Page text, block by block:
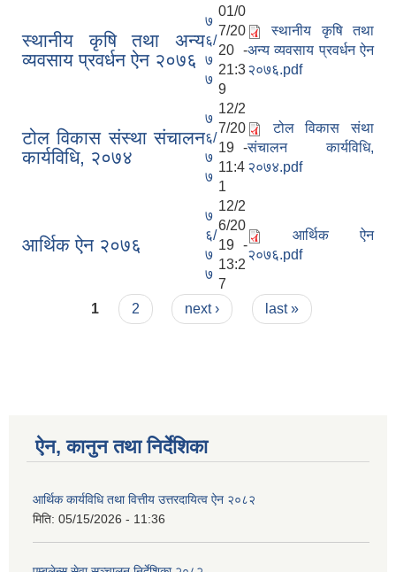
स्थानीय कृषि तथा अन्य
व्यवसाय प्रवर्धन ऐन २०७६
७
६/
७
७
01/0
7/20
20 -
21:3
9
स्थानीय कृषि तथा
अन्य व्यवसाय प्रवर्धन ऐन
२०७६.pdf
टोल विकास संस्था संचालन
कार्यविधि, २०७४
७
६/
७
७
12/2
7/20
19 -
11:4
1
टोल विकास संथा
संचालन कार्यविधि,
२०७४.pdf
आर्थिक ऐन २०७६
७
६/
७
७
12/2
6/20
19 -
13:2
7
आर्थिक ऐन
२०७६.pdf
Pages
1 2 next › last »
ऐन, कानुन तथा निर्देशिका
आर्थिक कार्यविधि तथा वित्तीय उत्तरदायित्व ऐन २०८२
मिति: 05/15/2026 - 11:36